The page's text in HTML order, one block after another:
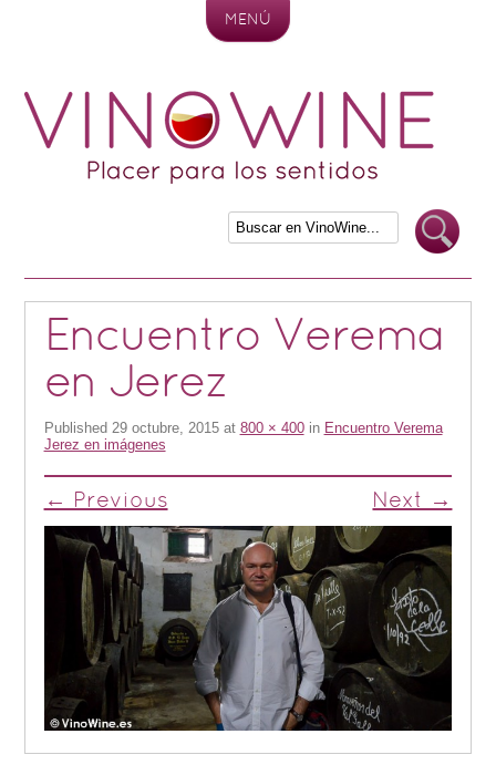
MENÚ
Encuentro Verema
en Jerez
Published 29 octubre, 2015at 800 × 400in Encuentro Verema
Jerez en imágenes
← Previous Next →